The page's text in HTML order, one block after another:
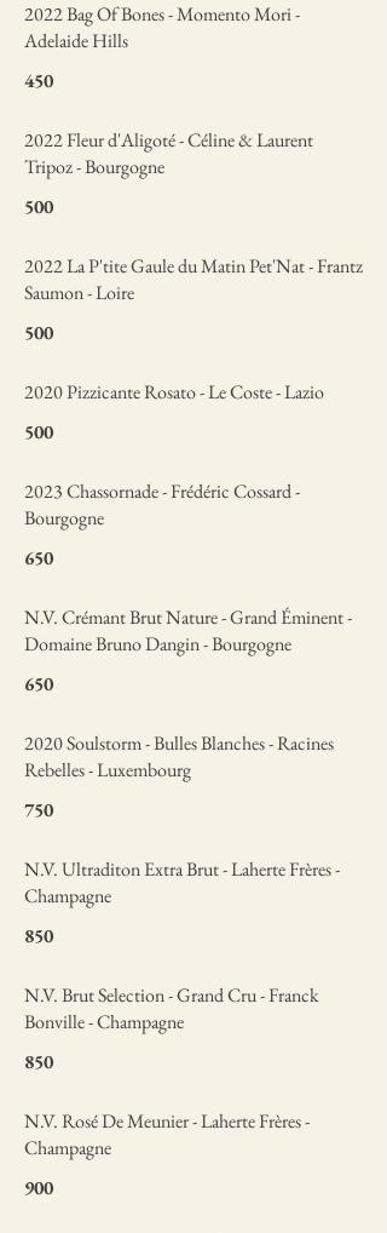
2022 Bag Of Bones - Momento Mori -
Adelaide Hills
450
2022 Fleur d'Aligoté - Céline & Laurent
Tripoz - Bourgogne
500
2022 La P'tite Gaule du Matin Pet'Nat - Frantz
Saumon - Loire
500
2020 Pizzicante Rosato - Le Coste - Lazio
500
2023 Chassornade - Frédéric Cossard -
Bourgogne
650
N.V. Crémant Brut Nature - Grand Éminent -
Domaine Bruno Dangin - Bourgogne
650
2020 Soulstorm - Bulles Blanches - Racines
Rebelles - Luxembourg
750
N.V. Ultraditon Extra Brut - Laherte Frères -
Champagne
850
N.V. Brut Selection - Grand Cru - Franck
Bonville - Champagne
850
N.V. Rosé De Meunier - Laherte Frères -
Champagne
900